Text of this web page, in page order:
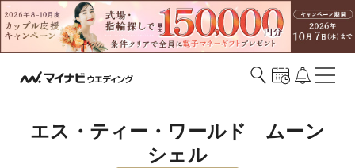
エス・ティー・ワールド　ムーン
シェル